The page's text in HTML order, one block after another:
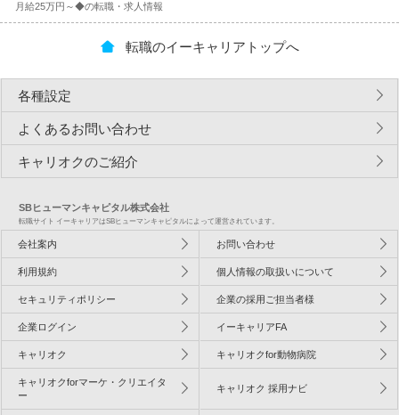
月給25万円～◆の転職・求人情報
転職のイーキャリアトップへ
各種設定
よくあるお問い合わせ
キャリオクのご紹介
SBヒューマンキャピタル株式会社
転職サイト イーキャリアはSBヒューマンキャピタルによって運営されています。
会社案内 お問い合わせ
利用規約 個人情報の取扱いについて
セキュリティポリシー 企業の採用ご担当者様
企業ログイン イーキャリアFA
キャリオク キャリオクfor動物病院
キャリオクforマーケ・クリエイタ
ー
キャリオク 採用ナビ